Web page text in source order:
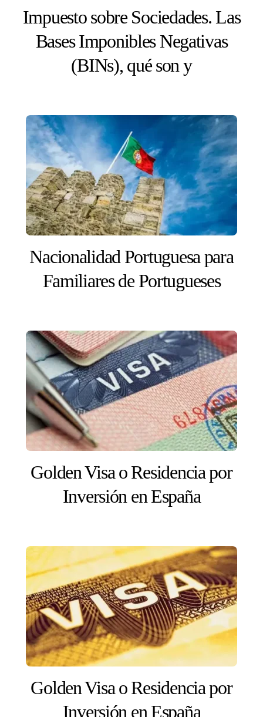
Impuesto sobre Sociedades. Las
Bases Imponibles Negativas
(BINs), qué son y
Nacionalidad Portuguesa para
Familiares de Portugueses
Golden Visa o Residencia por
Inversión en España
Golden Visa o Residencia por
Inversión en España